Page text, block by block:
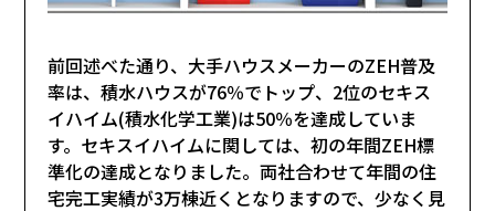
前回述べた通り、大手ハウスメーカーのZEH普及
率は、積水ハウスが76％でトップ、2位のセキス
イハイム(積水化学工業)は50％を達成していま
す。セキスイハイムに関しては、初の年間ZEH標
準化の達成となりました。両社合わせて年間の住
宅完工実績が3万棟近くとなりますので、少なく見